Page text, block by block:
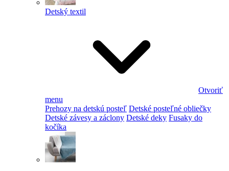
Detský textil
Otvoriť
menu
Prehozy na detskú posteľ Detské posteľné obliečky
Detské závesy a záclony Detské deky Fusaky do
kočíka